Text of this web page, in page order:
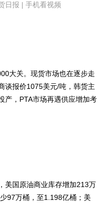
日报 | 手机看视频
大关。现货市场也在逐步走
谈报价1075美元/吨，韩货主
产，PTA市场再遇供应增加考
国原油商业库存增加213万
97万桶，至1.198亿桶；美